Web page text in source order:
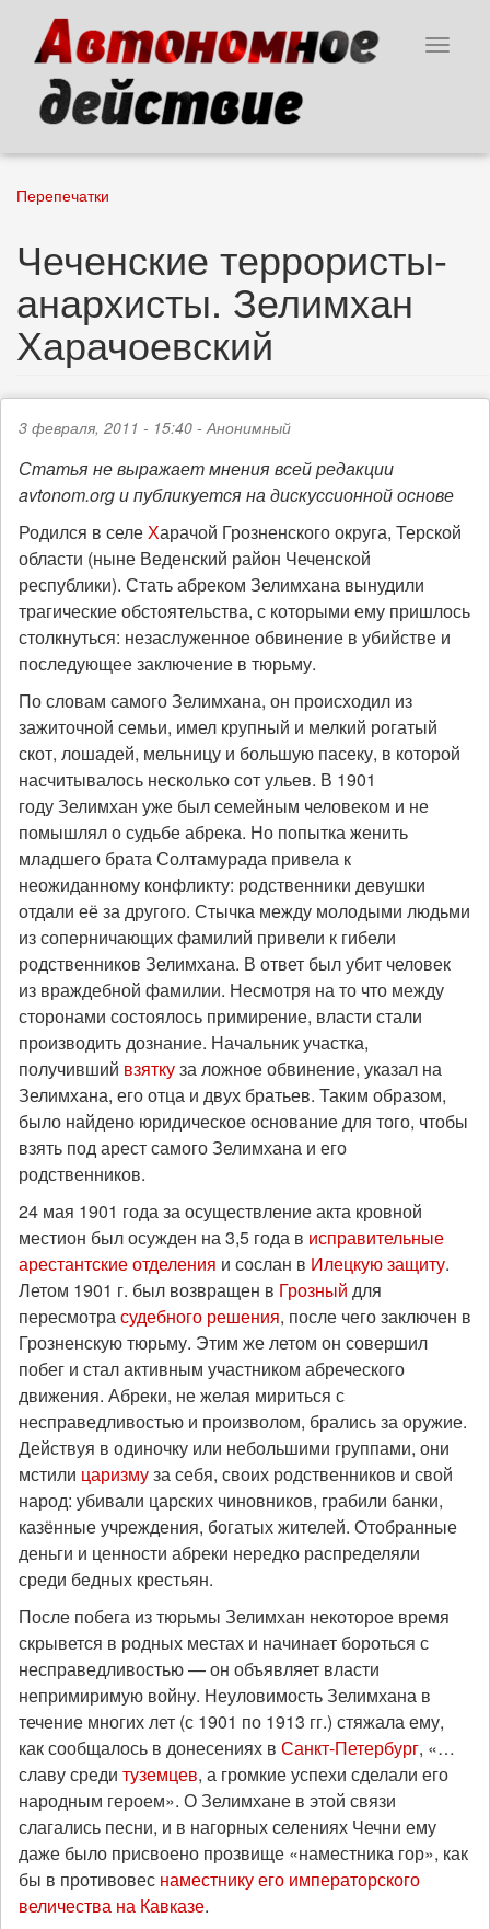
основному
содержанию
Toggle
Перепечатки
Чеченские террористы-
анархисты. Зелимхан
Харачоевский
3 февраля, 2011 - 15:40 -Анонимный
Статья не выражает мнения всей редакции
avtonom.org и публикуется на дискуссионной основе
Родился в селеХарачой Грозненского округа, Терской
области (ныне Веденский район Чеченской
республики). Стать абреком Зелимхана вынудили
трагические обстоятельства, с которыми ему пришлось
столкнуться: незаслуженное обвинение в убийстве и
последующее заключение в тюрьму.
По словам самого Зелимхана, он происходил из
зажиточной семьи, имел крупный и мелкий рогатый
скот, лошадей, мельницу и большую пасеку, в которой
насчитывалось несколько сот ульев. В 1901
году Зелимхан уже был семейным человеком и не
помышлял о судьбе абрека. Но попытка женить
младшего брата Солтамурада привела к
неожиданному конфликту: родственники девушки
отдали её за другого. Стычка между молодыми людьми
из соперничающих фамилий привели к гибели
родственников Зелимхана. В ответ был убит человек
из враждебной фамилии. Несмотря на то что между
сторонами состоялось примирение, власти стали
производить дознание. Начальник участка,
получивший взяткуза ложное обвинение, указал на
Зелимхана, его отца и двух братьев. Таким образом,
было найдено юридическое основание для того, чтобы
взять под арест самого Зелимхана и его
родственников.
24 мая 1901 года за осуществление акта кровной
местион был осужден на 3,5 года в исправительные
арестантские отделения и сослан в Илецкую защиту.
Летом 1901 г. был возвращен в Грозный для
пересмотрасудебного решения, после чего заключен в
Грозненскую тюрьму. Этим же летом он совершил
побег и стал активным участником абреческого
движения. Абреки, не желая мириться с
несправедливостью и произволом, брались за оружие.
Действуя в одиночку или небольшими группами, они
мстили царизмуза себя, своих родственников и свой
народ: убивали царских чиновников, грабили банки,
казённые учреждения, богатых жителей. Отобранные
деньги и ценности абреки нередко распределяли
среди бедных крестьян.
После побега из тюрьмы Зелимхан некоторое время
скрывется в родных местах и начинает бороться с
несправедливостью — он объявляет власти
непримиримую войну. Неуловимость Зелимхана в
течение многих лет (с 1901 по 1913 гг.) стяжала ему,
как сообщалось в донесениях в Санкт-Петербург, «…
славу среди туземцев, а громкие успехи сделали его
народным героем». О Зелимхане в этой связи
слагались песни, и в нагорных селениях Чечни ему
даже было присвоено прозвище «наместника гор», как
бы в противовес наместнику его императорского
величества на Кавказе.